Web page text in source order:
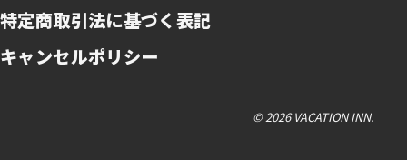
特定商取引法に基づく表記
キャンセルポリシー
© 2026 VACATION INN.